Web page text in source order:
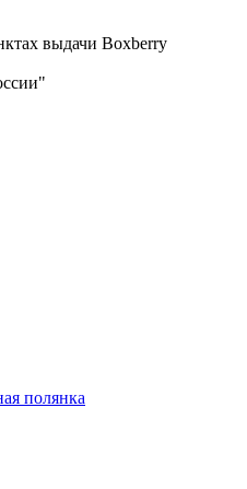
выдачи Boxberry